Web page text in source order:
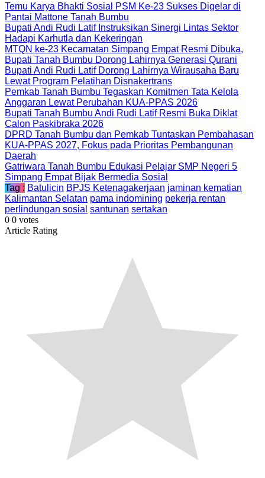
Temu Karya Bhakti Sosial PSM Ke-23 Sukses Digelar di
Pantai Mattone Tanah Bumbu
Bupati Andi Rudi Latif Instruksikan Sinergi Lintas Sektor
Hadapi Karhutla dan Kekeringan
MTQN ke-23 Kecamatan Simpang Empat Resmi Dibuka,
Bupati Tanah Bumbu Dorong Lahirnya Generasi Qurani
Bupati Andi Rudi Latif Dorong Lahirnya Wirausaha Baru
Lewat Program Pelatihan Disnakertrans
Pemkab Tanah Bumbu Tegaskan Komitmen Tata Kelola
Anggaran Lewat Perubahan KUA-PPAS 2026
Bupati Tanah Bumbu Andi Rudi Latif Resmi Buka Diklat
Calon Paskibraka 2026
DPRD Tanah Bumbu dan Pemkab Tuntaskan Pembahasan
KUA-PPAS 2027, Fokus pada Prioritas Pembangunan
Daerah
Gatriwara Tanah Bumbu Edukasi Pelajar SMP Negeri 5
Simpang Empat Bijak Bermedia Sosial
Tag : Batulicin BPJS Ketenagakerjaan jaminan kematian
Kalimantan Selatan pama indomining pekerja rentan
perlindungan sosial santunan sertakan
0 0 votes
Article Rating